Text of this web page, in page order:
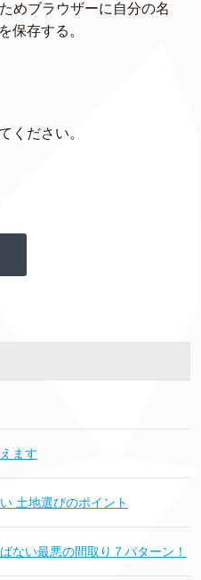
めブラウザーに自分の名
保存する。
ください。
ます
土地選びのポイント
ない最悪の間取り７パターン！